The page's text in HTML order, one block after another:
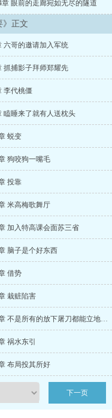
章 眼前的走廊宛如无尽的隧道
》正文
六哥的邀请加入军统
抓捕影子拜师郑耀先
李代桃僵
瞌睡来了就有人送枕头
蜕变
狗咬狗一嘴毛
投靠
米高梅歌舞厅
加入特高课会面苏三省
脑子是个好东西
借势
栽赃陷害
第26章 不是所有的放下屠刀都能立地成佛
祸水东引
布局投其所好
下一页